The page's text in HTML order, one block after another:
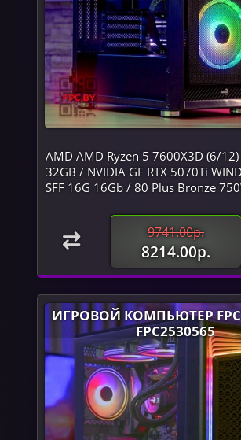
AMD AMD Ryzen 5 7600X3D (6/
32GB / NVIDIA GF RTX 5070Ti
SFF 16G 16Gb / 80 Plus Bronze
9741.00р.
8214.00р.
ИГРОВОЙ КОМПЬЮТЕР FPC
FPC2530565